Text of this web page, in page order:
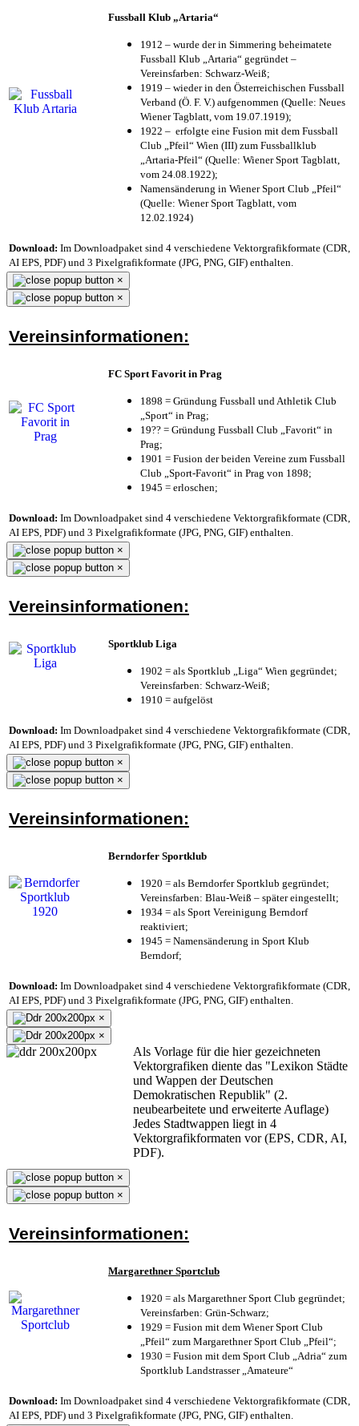
Fussball Klub „Artaria“
1912 – wurde der in Simmering beheimatete
Fussball Klub „Artaria“ gegründet –
Vereinsfarben: Schwarz-Weiß;
1919 – wieder in den Österreichischen Fussball
Verband (Ö. F. V.) aufgenommen (Quelle: Neues
Wiener Tagblatt, vom 19.07.1919);
1922 – erfolgte eine Fusion mit dem Fussball
Club „Pfeil“ Wien (III) zum Fussballklub
„Artaria-Pfeil“ (Quelle: Wiener Sport Tagblatt,
vom 24.08.1922);
Namensänderung in Wiener Sport Club „Pfeil“
(Quelle: Wiener Sport Tagblatt, vom
12.02.1924)
Download: Im Downloadpaket sind 4 verschiedene Vektorgrafikformate (CDR,
AI EPS, PDF) und 3 Pixelgrafikformate (JPG, PNG, GIF) enthalten.
×
×
Vereinsinformationen:
FC Sport Favorit in Prag
1898 = Gründung Fussball und Athletik Club
„Sport“ in Prag;
19?? = Gründung Fussball Club „Favorit“ in
Prag;
1901 = Fusion der beiden Vereine zum Fussball
Club „Sport-Favorit“ in Prag von 1898;
1945 = erloschen;
Download: Im Downloadpaket sind 4 verschiedene Vektorgrafikformate (CDR,
AI EPS, PDF) und 3 Pixelgrafikformate (JPG, PNG, GIF) enthalten.
×
×
Vereinsinformationen:
Sportklub Liga
1902 = als Sportklub „Liga“ Wien gegründet;
Vereinsfarben: Schwarz-Weiß;
1910 = aufgelöst
Download: Im Downloadpaket sind 4 verschiedene Vektorgrafikformate (CDR,
AI EPS, PDF) und 3 Pixelgrafikformate (JPG, PNG, GIF) enthalten.
×
×
Vereinsinformationen:
Berndorfer Sportklub
1920 = als Berndorfer Sportklub gegründet;
Vereinsfarben: Blau-Weiß – später eingestellt;
1934 = als Sport Vereinigung Berndorf
reaktiviert;
1945 = Namensänderung in Sport Klub
Berndorf;
Download: Im Downloadpaket sind 4 verschiedene Vektorgrafikformate (CDR,
AI EPS, PDF) und 3 Pixelgrafikformate (JPG, PNG, GIF) enthalten.
×
×
Als Vorlage für die hier gezeichneten
Vektorgrafiken diente das "Lexikon Städte
und Wappen der Deutschen
Demokratischen Republik" (2.
neubearbeitete und erweiterte Auflage)
Jedes Stadtwappen liegt in 4
Vektorgrafikformaten vor (EPS, CDR, AI,
PDF).
×
×
Vereinsinformationen:
Margarethner Sportclub
1920 = als Margarethner Sport Club gegründet;
Vereinsfarben: Grün-Schwarz;
1929 = Fusion mit dem Wiener Sport Club
„Pfeil“ zum Margarethner Sport Club „Pfeil“;
1930 = Fusion mit dem Sport Club „Adria“ zum
Sportklub Landstrasser „Amateure“
Download: Im Downloadpaket sind 4 verschiedene Vektorgrafikformate (CDR,
AI EPS, PDF) und 3 Pixelgrafikformate (JPG, PNG, GIF) enthalten.